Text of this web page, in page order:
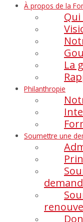
À propos de la
La
Philanthropie
Soumettre une